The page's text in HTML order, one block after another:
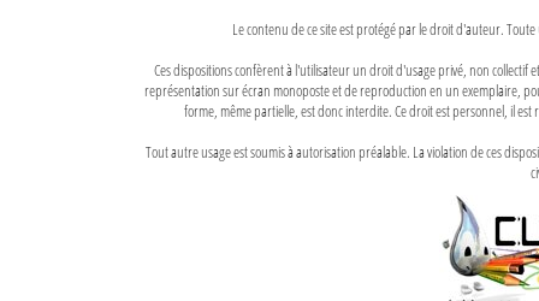
Le contenu de ce site est protégé par le droit d'auteur.
Ces dispositions confèrent à l'utilisateur un droit d'usage privé, non
représentation sur écran monoposte et de reproduction en un exemplaire,
forme, même partielle, est donc interdite. Ce droit est personnel, il
Tout autre usage est soumis à autorisation préalable. La violation de ces